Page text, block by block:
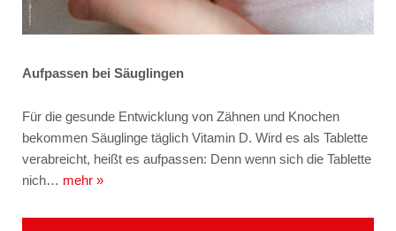
Aufpassen bei Säuglingen
Für die gesunde Entwicklung von Zähnen und Knochen
bekommen Säuglinge täglich Vitamin D. Wird es als Tablette
verabreicht, heißt es aufpassen: Denn wenn sich die Tablette
nich… mehr »